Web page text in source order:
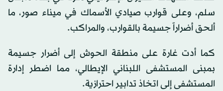
سلم، وعلى قوارب صيادي الأسماك في ميناء صور، ما
ألحق أضراراً جسيمة بالقوارب، والمراكب.
كما أدت غارة على منطقة الحوش إلى أضرار جسيمة
بمبنى المستشفى اللبناني الإيطالي، مما اضطر إدارة
المستشفى إلى اتخاذ تدابير احترازية.